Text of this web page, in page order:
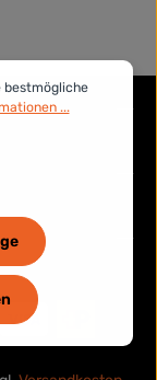
bestmögliche
...